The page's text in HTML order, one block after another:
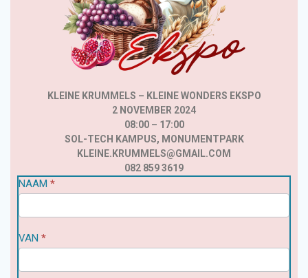
KLEINE KRUMMELS – KLEINE WONDERS EKSPO
2 NOVEMBER 2024
08:00 – 17:00
SOL-TECH KAMPUS, MONUMENTPARK
KLEINE.KRUMMELS@GMAIL.COM
082 859 3619
NAAM *
VAN *
If
you
are
leave
field